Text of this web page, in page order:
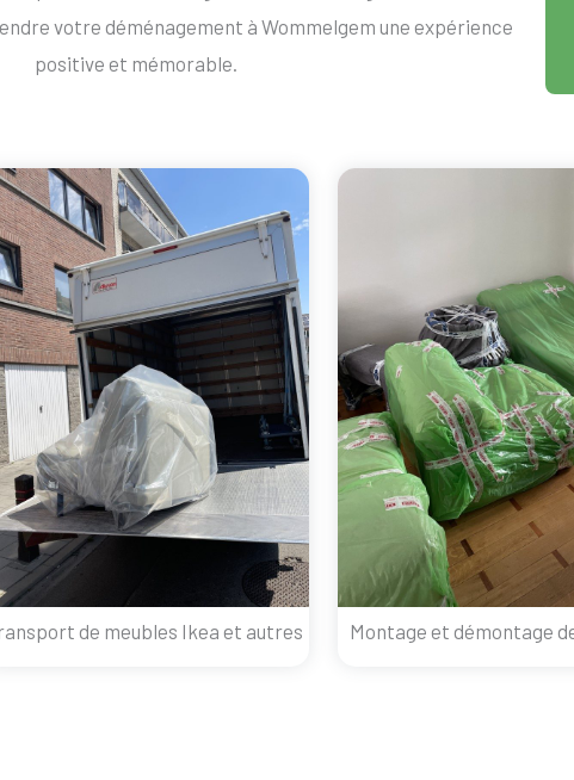
votre déménagement à Wommelgem une expérience
positive et mémorable.
de meubles Ikea et autres Montage et démontage